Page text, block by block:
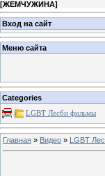
[ЖЕМЧУЖИНА]
Вход на сайт
Меню сайта
Categories
LGBT Леcби фильмы
Главная » Видео » LGBT